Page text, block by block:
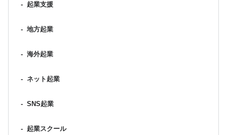
- 起業支援
- 地方起業
- 海外起業
- ネット起業
- SNS起業
- 起業スクール